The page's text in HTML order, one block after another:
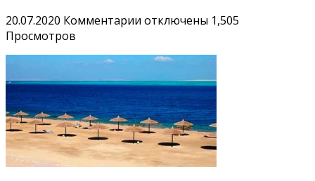
20.07.2020 Комментарии к
знижка
20%:
дешеві
квитки
у
Лісабон
800₴,
отключены 1,505
Просмотров